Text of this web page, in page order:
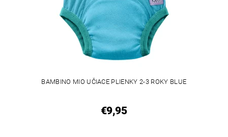
BAMBINO MIO UČIACE PLIENKY 2-3 ROKY BLUE
€9,95